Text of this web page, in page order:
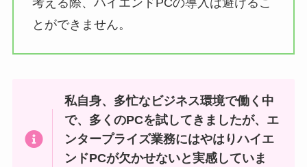
とができません。
私自身、多忙なビジネス環境で働く中
で、多くのPCを試してきましたが、エ
ンタープライズ業務にはやはりハイエ
ンドPCが欠かせないと実感していま